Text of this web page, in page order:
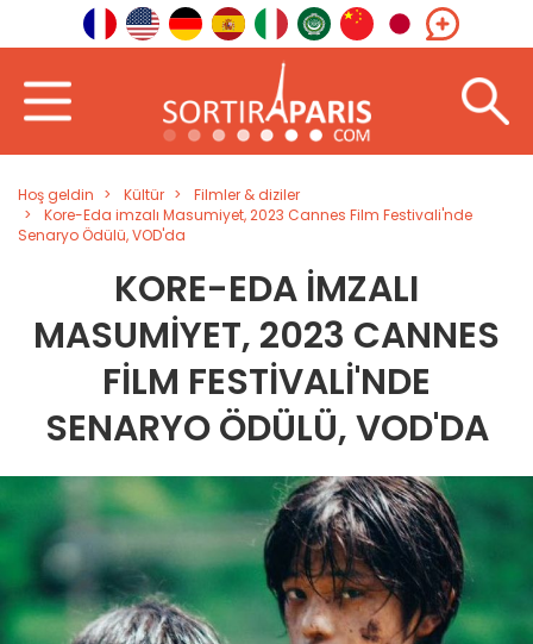
Hoş geldin Kültür
Filmler & diziler
Kore-Eda imzalı Masumiyet, 2023 Cannes Film Festivali'nde
Senaryo Ödülü, VOD'da
KORE-EDA IMZALI
MASUMIYET, 2023 CANNES
FILM FESTIVALI'NDE
SENARYO ÖDÜLÜ, VOD'DA